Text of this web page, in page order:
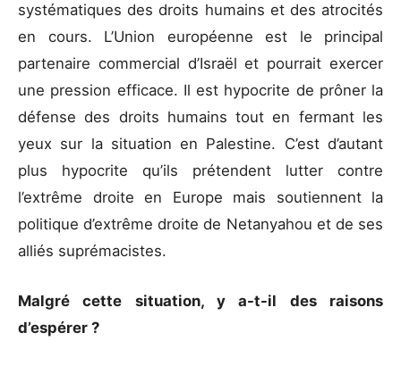
systématiques des droits humains et des atrocités
en cours. L’Union européenne est le principal
partenaire commercial d’Israël et pourrait exercer
une pression efficace. Il est hypocrite de prôner la
défense des droits humains tout en fermant les
yeux sur la situation en Palestine. C’est d’autant
plus hypocrite qu’ils prétendent lutter contre
l’extrême droite en Europe mais soutiennent la
politique d’extrême droite de Netanyahou et de ses
alliés suprémacistes.
Malgré cette situation, y a-t-il des raisons
d’espérer ?